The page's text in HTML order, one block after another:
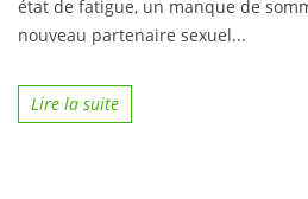
état de fatigue, un manque de
nouveau partenaire sexuel...
Lire la suite